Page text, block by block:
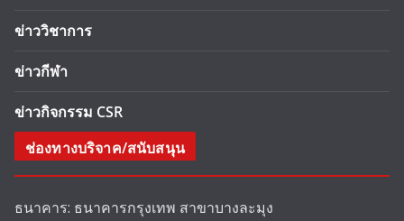
ข่าววิชาการ
ข่าวกีฬา
ข่าวกิจกรรม CSR
ช่องทางบริจาค/สนับสนุน
ธนาคาร: ธนาคารกรุงเทพ สาขาบางละมุง